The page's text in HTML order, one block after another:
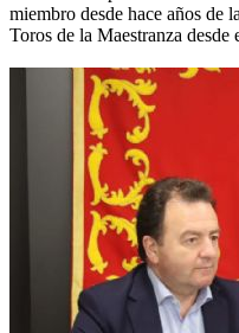
miembro desde hace años de
Toros de la Maestranza desde